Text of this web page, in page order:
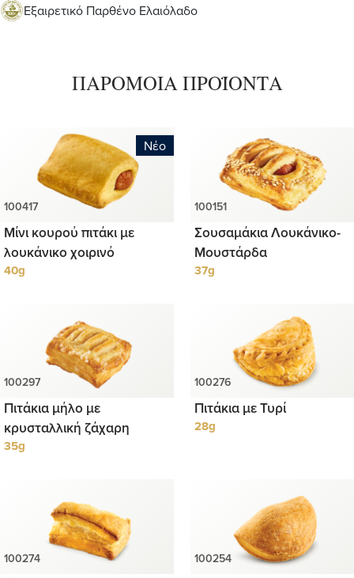
Εξαιρετικό Παρθένο Ελαιόλαδο
ΠΑΡΟΜΟΙΑ ΠΡΟΪΟΝΤΑ
Νέο
Μίνι κουρού πιτάκι με
λουκάνικο χοιρινό
40g
Σουσαμάκια Λουκάνικο-
Μουστάρδα
37g
Πιτάκια μήλο με
κρυσταλλική ζάχαρη
35g
Πιτάκια με Τυρί
28g